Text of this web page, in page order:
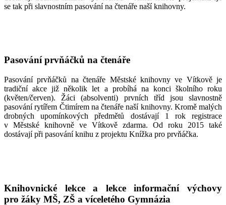
se tak při slavnostním pasování na čtenáře naší knihovny.
Pasování prvňáčků na čtenáře
Pasování prvňáčků na čtenáře Městské knihovny ve Vítkově je
tradiční akce již několik let a probíhá na konci školního roku
(květen/červen). Žáci (absolventi) prvních tříd jsou slavnostně
pasování rytířem Čtimírem na čtenáře naší knihovny. Kromě malých
drobných upomínkových předmětů dostávají 1 rok registrace
v Městské knihovně ve Vítkově zdarma. Od roku 2015 také
dostávají při pasování knihu z projektu Knížka pro prvňáčka.
Knihovnické lekce a lekce informační výchovy
pro žáky MŠ, ZŠ a víceletého Gymnázia